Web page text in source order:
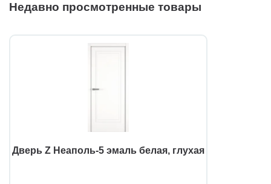
Недавно просмотренные товары
Дверь Z Неаполь-5 эмаль белая, глухая